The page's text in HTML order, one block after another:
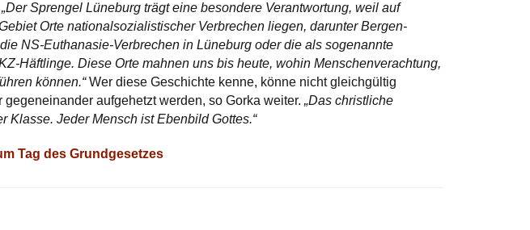
„Der Sprengel Lüneburg trägt eine besondere Verantwortung, weil auf
Orte nationalsozialistischer Verbrechen liegen, darunter Bergen-
NS-Euthanasie-Verbrechen in Lüneburg oder die als sogenannte
Häftlinge. Diese Orte mahnen uns bis heute, wohin Menschenverachtung,
können.“Wer diese Geschichte kenne, könne nicht gleichgültig
aufgehetzt werden, so Gorka weiter. „Das christliche
Klasse. Jeder Mensch ist Ebenbild Gottes.“
Tag des Grundgesetzes